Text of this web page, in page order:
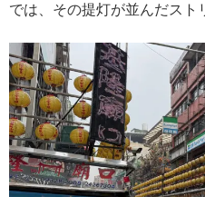
では、その提灯が並んだスト